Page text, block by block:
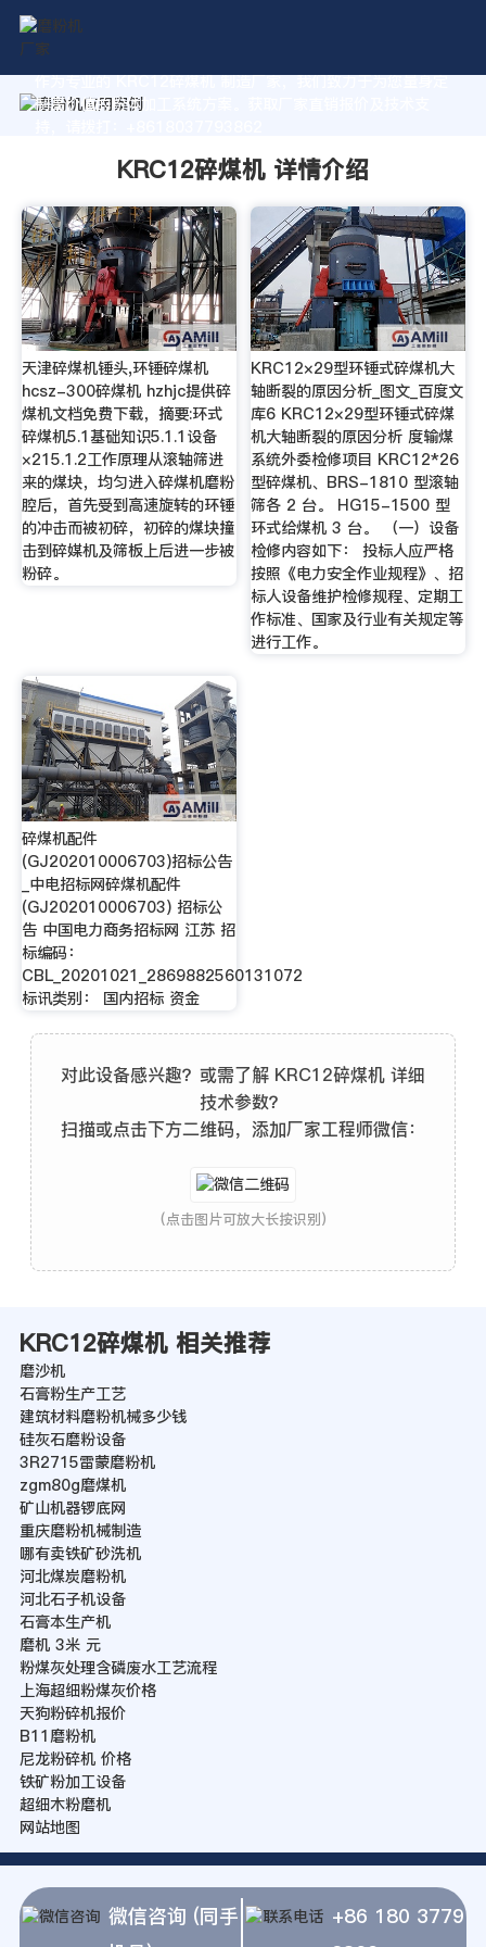
作为专业的 KRC12碎煤机 制造厂家，我们致力于为您量身定
制高价值的粉体加工系统方案。获取厂家直销报价及技术支
KRC12碎煤机 详情介绍
天津碎煤机锤头,环锤碎煤机
hcsz-300碎煤机 hzhjc提供碎
煤机文档免费下载，摘要:环式
碎煤机5.1基础知识5.1.1设备
×215.1.2工作原理从滚轴筛进
来的煤块，均匀进入碎煤机磨粉
腔后，首先受到高速旋转的环锤
的冲击而被初碎，初碎的煤块撞
击到碎媒机及筛板上后进一步被
粉碎。
KRC12×29型环锤式碎煤机大
轴断裂的原因分析_图文_百度文
库6 KRC12×29型环锤式碎煤
机大轴断裂的原因分析 度输煤
系统外委检修项目 KRC12*26
型碎煤机、BRS-1810 型滚轴
筛各 2 台。 HG15-1500 型
环式给煤机 3 台。 （一）设备
检修内容如下： 投标人应严格
按照《电力安全作业规程》、招
标人设备维护检修规程、定期工
作标准、国家及行业有关规定等
进行工作。
碎煤机配件
(GJ202010006703)招标公告
_中电招标网碎煤机配件
(GJ202010006703) 招标公
告 中国电力商务招标网 江苏 招
标编码：
CBL_20201021_2869882560131072
标讯类别： 国内招标 资金
对此设备感兴趣？或需了解 KRC12碎煤机 详细
技术参数？
扫描或点击下方二维码，添加厂家工程师微信：
(点击图片可放大长按识别)
KRC12碎煤机 相关推荐
磨沙机
石膏粉生产工艺
建筑材料磨粉机械多少钱
硅灰石磨粉设备
3R2715雷蒙磨粉机
zgm80g磨煤机
矿山机器锣底网
重庆磨粉机械制造
哪有卖铁矿砂洗机
河北煤炭磨粉机
河北石子机设备
石膏本生产机
磨机 3米 元
粉煤灰处理含磷废水工艺流程
上海超细粉煤灰价格
天狗粉碎机报价
B11磨粉机
尼龙粉碎机 价格
铁矿粉加工设备
超细木粉磨机
网站地图
微信咨询 (同手
+86 180 3779